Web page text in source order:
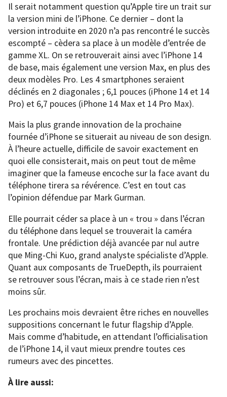
Il serait notamment question qu’Apple tire un trait sur
la version mini de l’iPhone. Ce dernier – dont la
version introduite en 2020 n’a pas rencontré le succès
escompté – cèdera sa place à un modèle d’entrée de
gamme XL. On se retrouverait ainsi avec l’iPhone 14
de base, mais également une version Max, en plus des
deux modèles Pro. Les 4 smartphones seraient
déclinés en 2 diagonales ; 6,1 pouces (iPhone 14 et 14
Pro) et 6,7 pouces (iPhone 14 Max et 14 Pro Max).
Mais la plus grande innovation de la prochaine
fournée d’iPhone se situerait au niveau de son design.
À l’heure actuelle, difficile de savoir exactement en
quoi elle consisterait, mais on peut tout de même
imaginer que la fameuse encoche sur la face avant du
téléphone tirera sa révérence. C’est en tout cas
l’opinion défendue par Mark Gurman.
Elle pourrait céder sa place à un « trou » dans l’écran
du téléphone dans lequel se trouverait la caméra
frontale. Une prédiction déjà avancée par nul autre
que Ming-Chi Kuo, grand analyste spécialiste d’Apple.
Quant aux composants de TrueDepth, ils pourraient
se retrouver sous l’écran, mais à ce stade rien n’est
moins sûr.
Les prochains mois devraient être riches en nouvelles
suppositions concernant le futur flagship d’Apple.
Mais comme d’habitude, en attendant l’officialisation
de l’iPhone 14, il vaut mieux prendre toutes ces
rumeurs avec des pincettes.
À lire aussi: